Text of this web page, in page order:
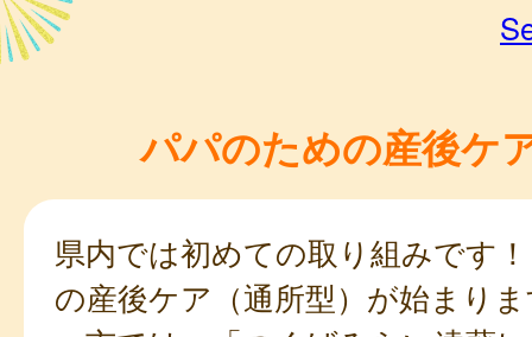
パパのための産後ケ
県内では初めての取り組みです
の産後ケア（通所型）が始まり